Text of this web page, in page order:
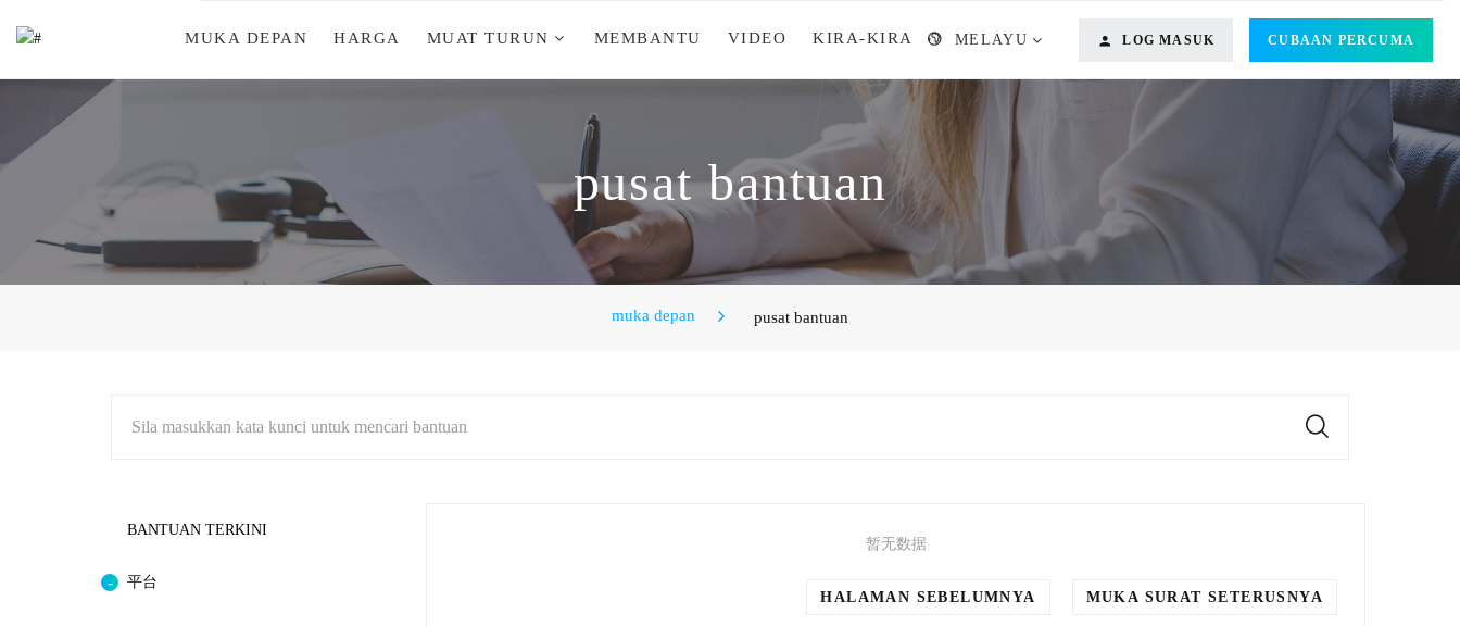
MELAYU LOG MASUK CUBAAN PERCUMA
MUKA DEPAN HARGA MUAT TURUN MEMBANTU VIDEO KIRA-KIRA
pusat bantuan
muka depan pusat bantuan
Sila masukkan kata kunci untuk mencari bantuan
BANTUAN TERKINI
平台
暂无数据
HALAMAN SEBELUMNYA MUKA SURAT SETERUSNYA